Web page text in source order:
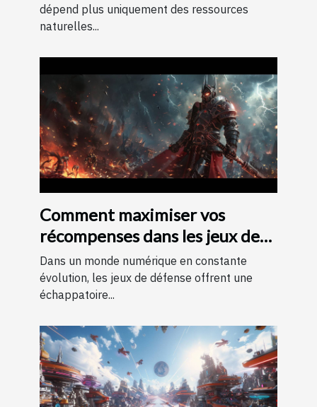
dépend plus uniquement des ressources
naturelles...
Comment maximiser vos
récompenses dans les jeux de
défense avec des codes
Dans un monde numérique en constante
évolution, les jeux de défense offrent une
échappatoire...